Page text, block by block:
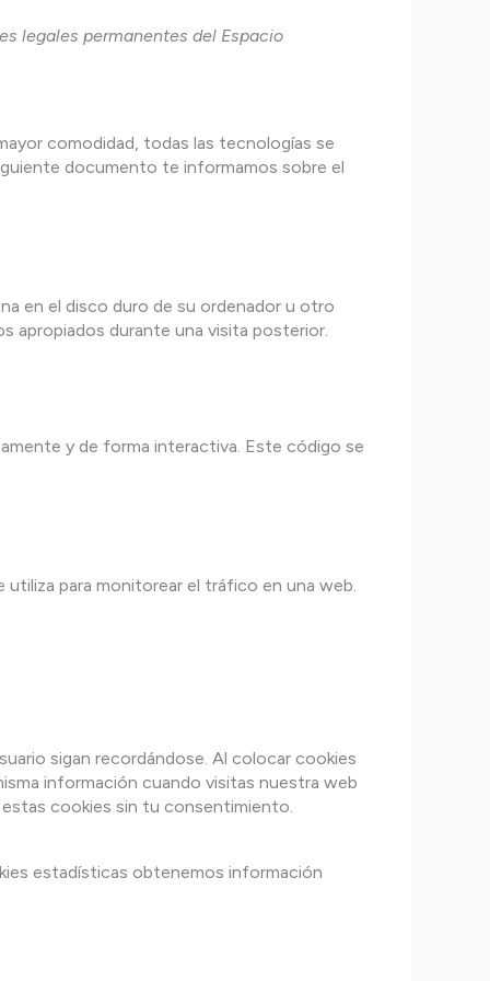
legales permanentes del Espacio
comodidad, todas las tecnologías se
documento te informamos sobre el
en el disco duro de su ordenador u otro
apropiados durante una visita posterior.
y de forma interactiva. Este código se
utiliza para monitorear el tráfico en una web.
sigan recordándose. Al colocar cookies
información cuando visitas nuestra web
cookies sin tu consentimiento.
estadísticas obtenemos información